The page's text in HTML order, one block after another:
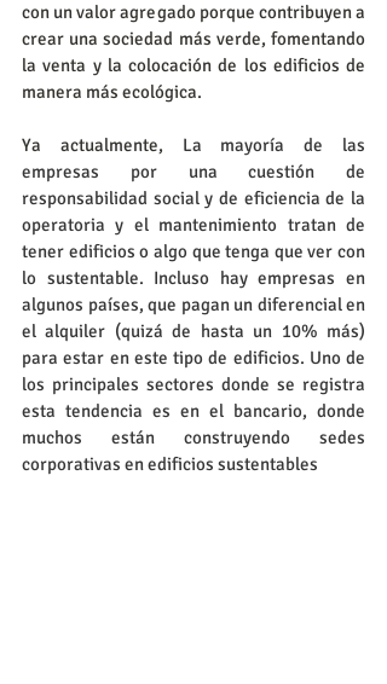
con un valor agregado porque contribuyen a
crear una sociedad más verde, fomentando
la venta y la colocación de los edificios de
manera más ecológica.
Ya actualmente, La mayoría de las
empresas por una cuestión de
responsabilidad social y de eficiencia de la
operatoria y el mantenimiento tratan de
tener edificios o algo que tenga que ver con
lo sustentable. Incluso hay empresas en
algunos países, que pagan un diferencial en
el alquiler (quizá de hasta un 10% más)
para estar en este tipo de edificios. Uno de
los principales sectores donde se registra
esta tendencia es en el bancario, donde
muchos están construyendo sedes
corporativas en edificios sustentables